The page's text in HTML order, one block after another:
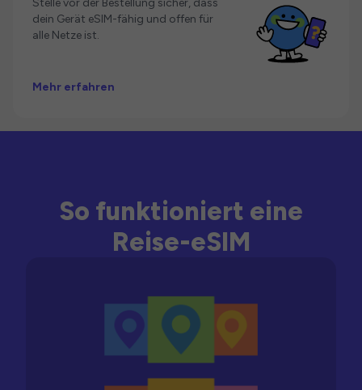
Stelle vor der Bestellung sicher, dass
dein Gerät eSIM-fähig und offen für
alle Netze ist.
Mehr erfahren
So funktioniert eine
Reise-eSIM